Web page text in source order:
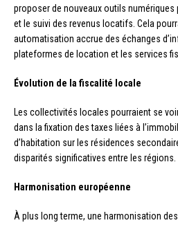
proposer de nouveaux outils
et le suivi des revenus locatifs. Cela
automatisation accrue des échanges
plateformes de location et les services
Évolution de la fiscalité locale
Les collectivités locales pourraient se
dans la fixation des taxes liées à
d’habitation sur les résidences
disparités significatives entre les régions.
Harmonisation européenne
À plus long terme, une harmonisation